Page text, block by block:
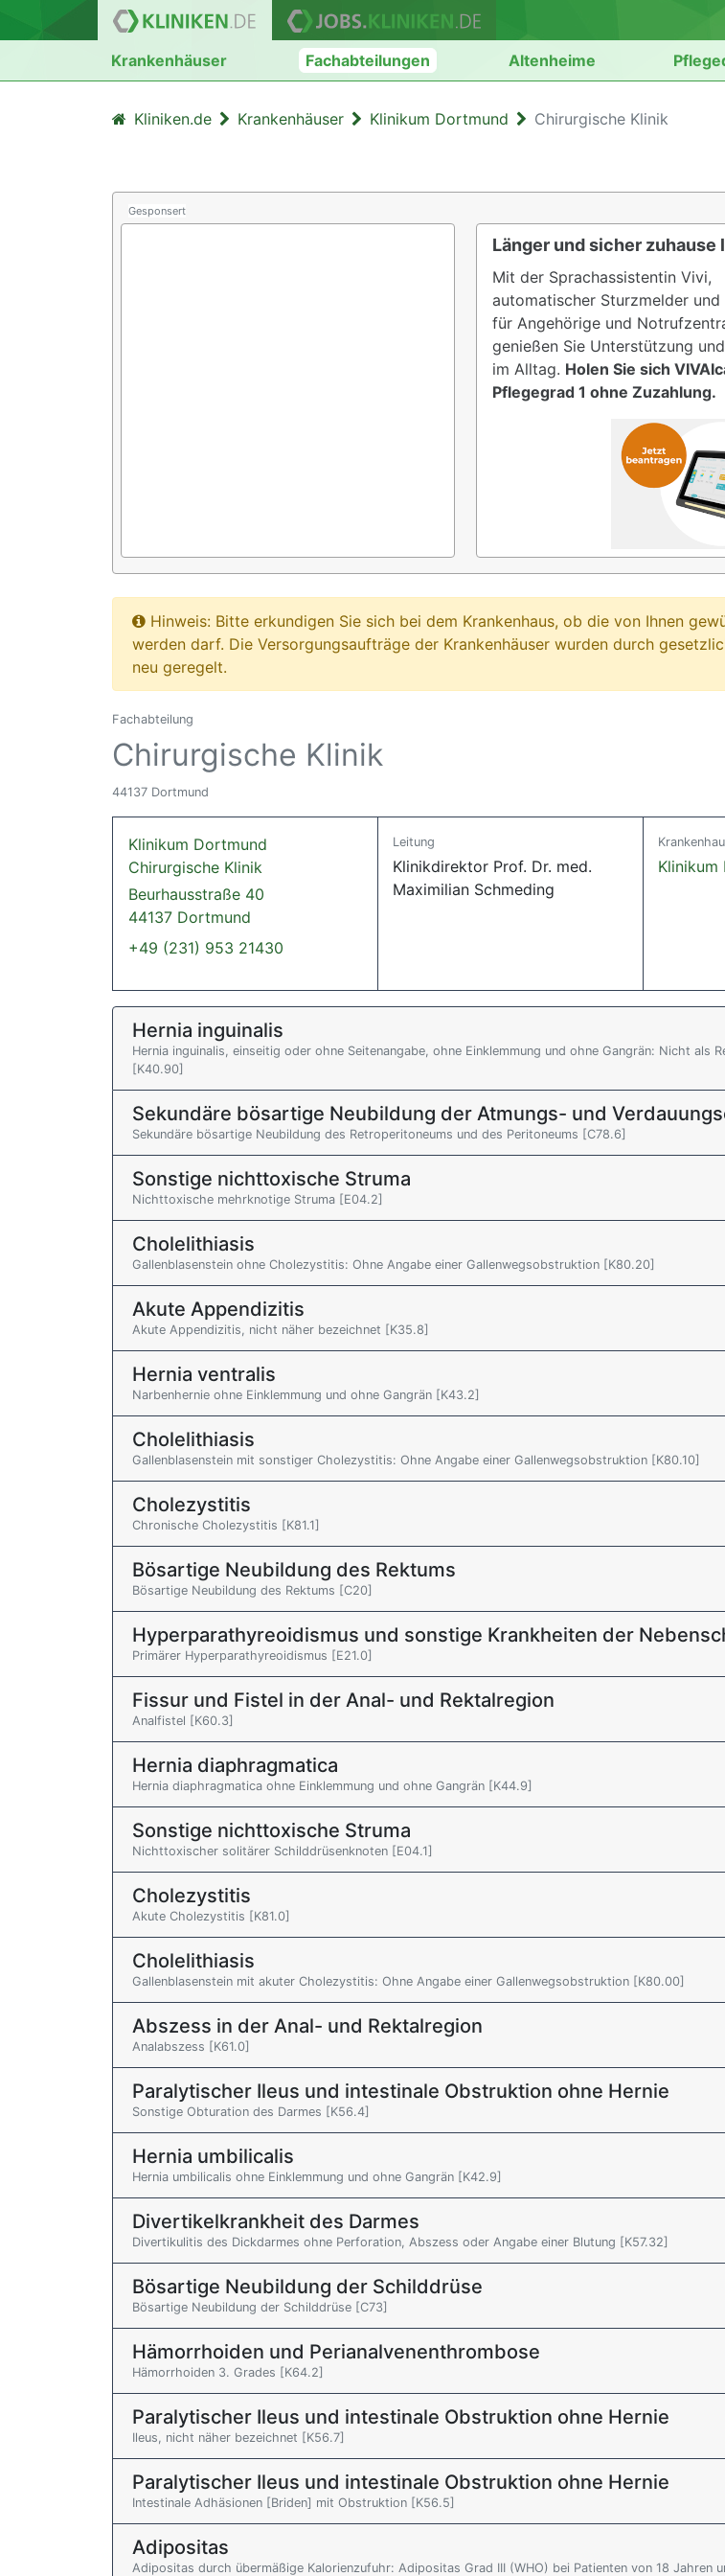
Krankenhäuser Fachabteilungen Altenheime
Kliniken.de Krankenhäuser Klinikum Dortmund Chirurgische Klinik
Gesponsert
Länger und sicher zuhause
Mit der Sprachassistentin Vivi,
automatischer Sturzmelder und
für Angehörige und
genießen Sie Unterstützung
im Alltag. Holen Sie sich
Pflegegrad 1 ohne Zuzahlung.
Hinweis: Bitte erkundigen Sie sich bei dem Krankenhaus, ob die von Ihnen
werden darf. Die Versorgungsaufträge der Krankenhäuser wurden durch
neu geregelt.
Fachabteilung
Chirurgische Klinik
44137 Dortmund
Klinikum Dortmund
Chirurgische Klinik
Beurhausstraße 40
44137 Dortmund
+49 (231) 953 21430
Leitung
Klinikdirektor Prof. Dr. med.
Maximilian Schmeding
Klinikum
Hernia inguinalis
Hernia inguinalis, einseitig oder ohne Seitenangabe, ohne Einklemmung und ohne Gangrän: Nicht als
[K40.90]
Sekundäre bösartige Neubildung der Atmungs- und
Sekundäre bösartige Neubildung des Retroperitoneums und des Peritoneums [C78.6]
Sonstige nichttoxische Struma
Nichttoxische mehrknotige Struma [E04.2]
Cholelithiasis
Gallenblasenstein ohne Cholezystitis: Ohne Angabe einer Gallenwegsobstruktion [K80.20]
Akute Appendizitis
Akute Appendizitis, nicht näher bezeichnet [K35.8]
Hernia ventralis
Narbenhernie ohne Einklemmung und ohne Gangrän [K43.2]
Cholelithiasis
Gallenblasenstein mit sonstiger Cholezystitis: Ohne Angabe einer Gallenwegsobstruktion [K80.10]
Cholezystitis
Chronische Cholezystitis [K81.1]
Bösartige Neubildung des Rektums
Bösartige Neubildung des Rektums [C20]
Hyperparathyreoidismus und sonstige Krankheiten der
Primärer Hyperparathyreoidismus [E21.0]
Fissur und Fistel in der Anal- und Rektalregion
Analfistel [K60.3]
Hernia diaphragmatica
Hernia diaphragmatica ohne Einklemmung und ohne Gangrän [K44.9]
Sonstige nichttoxische Struma
Nichttoxischer solitärer Schilddrüsenknoten [E04.1]
Cholezystitis
Akute Cholezystitis [K81.0]
Cholelithiasis
Gallenblasenstein mit akuter Cholezystitis: Ohne Angabe einer Gallenwegsobstruktion [K80.00]
Abszess in der Anal- und Rektalregion
Analabszess [K61.0]
Paralytischer Ileus und intestinale Obstruktion ohne Hernie
Sonstige Obturation des Darmes [K56.4]
Hernia umbilicalis
Hernia umbilicalis ohne Einklemmung und ohne Gangrän [K42.9]
Divertikelkrankheit des Darmes
Divertikulitis des Dickdarmes ohne Perforation, Abszess oder Angabe einer Blutung [K57.32]
Bösartige Neubildung der Schilddrüse
Bösartige Neubildung der Schilddrüse [C73]
Hämorrhoiden und Perianalvenenthrombose
Hämorrhoiden 3. Grades [K64.2]
Paralytischer Ileus und intestinale Obstruktion ohne Hernie
Ileus, nicht näher bezeichnet [K56.7]
Paralytischer Ileus und intestinale Obstruktion ohne Hernie
Intestinale Adhäsionen [Briden] mit Obstruktion [K56.5]
Adipositas
Adipositas durch übermäßige Kalorienzufuhr: Adipositas Grad III (WHO) bei Patienten von 18 Jahren